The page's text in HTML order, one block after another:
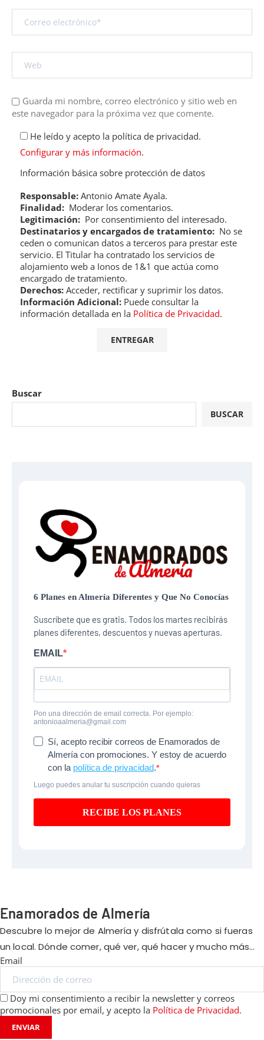
Guarda mi nombre, correo electrónico y sitio web en
este navegador para la próxima vez que comente.
He leído y acepto la política de privacidad.
Configurar y más información.
Información básica sobre protección de datos
Responsable: Antonio Amate Ayala.
Finalidad: Moderar los comentarios.
Legitimación: Por consentimiento del interesado.
Destinatarios y encargados de tratamiento: No se
ceden o comunican datos a terceros para prestar este
servicio. El Titular ha contratado los servicios de
alojamiento web a Ionos de 1&1 que actúa como
encargado de tratamiento.
Derechos: Acceder, rectificar y suprimir los datos.
Información Adicional: Puede consultar la
información detallada en la Política de Privacidad.
Buscar
BUSCAR
6 Planes​ en Almería Diferentes y Que No Conocías
Suscríbete que es gratis. Todos los martes recibirás
planes diferentes, descuentos y nuevas aperturas.
EMAIL
Pon una dirección de email correcta. Por ejemplo:
antonioaalmeria@gmail.com
Sí, acepto recibir correos de Enamorados de
Almería con promociones. Y estoy de acuerdo
con la política de privacidad.
Luego puedes anular tu suscripción cuando quieras
RECIBE LOS PLANES
Enamorados de Almería
Descubre lo mejor de Almería y disfrútala como si fueras
un local. Dónde comer, qué ver, qué hacer y mucho más…
Email
Doy mi consentimiento a recibir la newsletter y correos
promocionales por email, y acepto la Política de Privacidad.
ENVIAR